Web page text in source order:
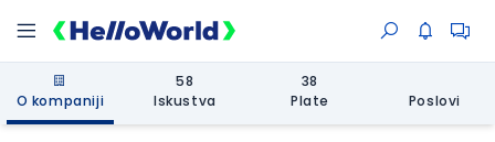
O kompaniji
58
Iskustva
38
Plate
Poslovi